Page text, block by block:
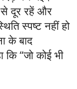
से दूर रहें और
स्पष्ट नहीं हो
के बाद
कि “जो कोई भी